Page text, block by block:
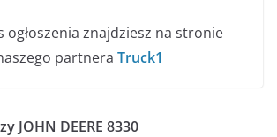
ogłoszenia znajdziesz na stronie
partnera Truck1
JOHN DEERE 8330